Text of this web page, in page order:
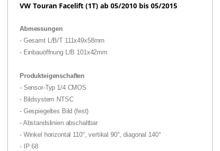
VW Touran Facelift (1T) ab 05/2010 bis 05/2015
Abmessungen
- Gesamt L/B/T 111x49x58mm
- Einbauöffnung L/B 101x42mm
Produkteigenschaften
- Sensor-Typ 1/4 CMOS
- Bildsystem NTSC
- Gespiegeltes Bild (fest)
- Abstandslinien abschaltbar
- Winkel horizontal 110°, vertikal 90°, diagonal 140°
- IP 68